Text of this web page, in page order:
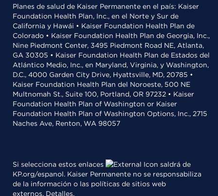
Planes de salud de Kaiser Permanente en el país: Kaiser
Foundation Health Plan, Inc., en el Norte y Sur de
California y Hawái • Kaiser Foundation Health Plan de
Colorado • Kaiser Foundation Health Plan de Georgia, Inc.,
Nine Piedmont Center, 3495 Piedmont Road NE, Atlanta,
GA 30305 • Kaiser Foundation Health Plan de Estados del
Atlántico Medio, Inc., en Maryland, Virginia, y Washington,
D.C., 4000 Garden City Drive, Hyattsville, MD, 20785 •
Kaiser Foundation Health Plan del Noroeste, 500 NE
Multnomah St., Suite 100, Portland, OR 97232 • Kaiser
Foundation Health Plan of Washington or Kaiser
Foundation Health Plan of Washington Options, Inc., 2715
Naches Ave, Renton, WA 98057
Si selecciona estos enlaces
saldrá de
KP.org/espanol. Kaiser Permanente no se responsabiliza
de la información o las políticas de sitios web
externos. Detalles.